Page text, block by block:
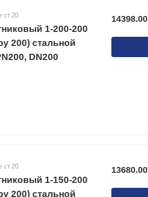
ст.20
1-200-200
200) стальной
DN200
14398.00
ст.20
1-150-200
200) стальной
13680.00